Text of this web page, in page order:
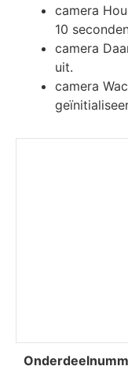
camera
10
camera
uit.
camera